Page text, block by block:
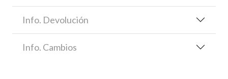
Info. Devolución
Info. Cambios